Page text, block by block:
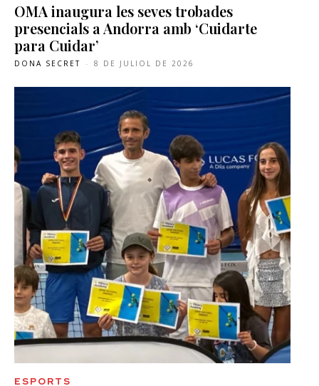
OMA inaugura les seves trobades
presencials a Andorra amb ‘Cuidarte
para Cuidar’
DONA SECRET - 8 DE JULIOL DE 2026
ESPORTS